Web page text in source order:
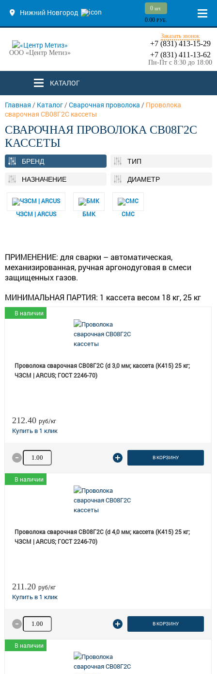
Нижний Новгород 0 шт.
0.00 РУБ.
ООО «Центр Метиз»
Заказать звонок
+7 (831) 413-15-29
+7 (831) 411-13-62
Пн-Пт с 8:30 до 18:00
КАТАЛОГ
Главная / Каталог/Сварочная проволока / Проволока
сварочная СВ08Г2С кассеты
СВАРОЧНАЯ ПРОВОЛОКА СВ08Г2С
КАССЕТЫ
БРЕНД ТИП
НАЗНАЧЕНИЕ ДИАМЕТР
ЧЗСМ | ARCUS БМК СМС
ПРИМЕНЕНИЕ: для сварки – автоматическая,
механизированная, ручная аргонодуговая в смеси
защищенных газов.
МИНИМАЛЬНАЯ ПАРТИЯ: 1 кассета весом 18 кг, 25 кг
В наличии
Проволока сварочная СВ08Г2С (d 3,0 мм; кассета (К415) 25 кг;
ЧЗСМ | ARCUS; ГОСТ 2246-70)
212.40 руб/кг
Количество товара В КОРЗИНУ
В наличии
Проволока сварочная СВ08Г2С (d 4,0 мм; кассета (К415) 25 кг;
ЧЗСМ | ARCUS; ГОСТ 2246-70)
211.20 руб/кг
Количество товара В КОРЗИНУ
В наличии